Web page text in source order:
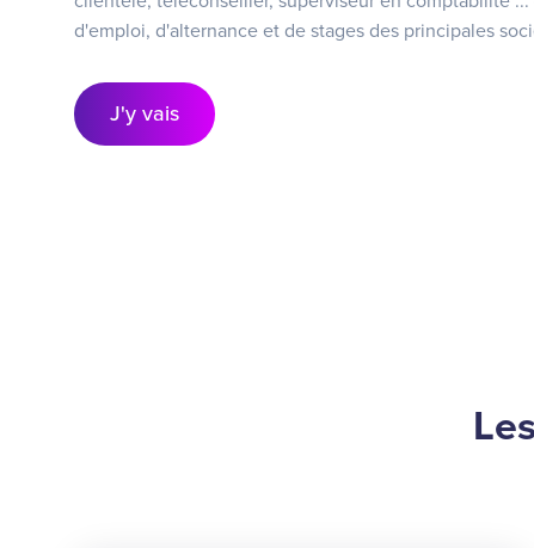
d'emploi, d'alternance et de stages des principales
J'y vais